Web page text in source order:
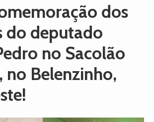
dos
do deputado
no Sacolão
no Belenzinho,